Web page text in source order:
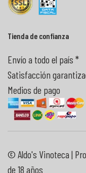
Tienda de confianza
Envío a todo el país *
Satisfacción
Medios de pago
© Aldo's Vinoteca |
de 18 años